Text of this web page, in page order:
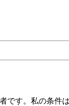
す。私の条件